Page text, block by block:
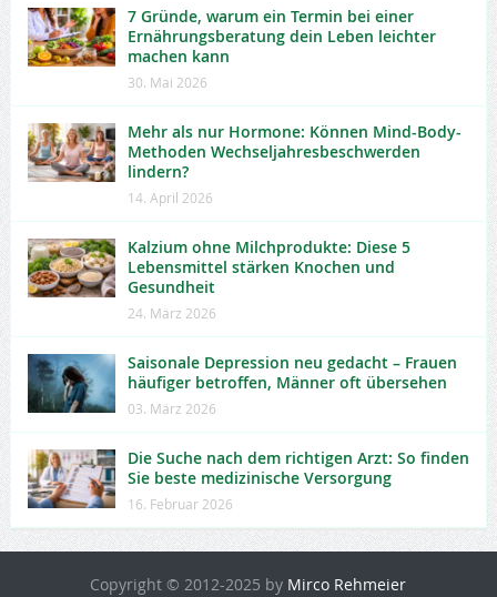
7 Gründe, warum ein Termin bei einer
Ernährungsberatung dein Leben leichter
machen kann
30. Mai 2026
Mehr als nur Hormone: Können Mind-Body-
Methoden Wechseljahresbeschwerden
lindern?
14. April 2026
Kalzium ohne Milchprodukte: Diese 5
Lebensmittel stärken Knochen und
Gesundheit
24. März 2026
Saisonale Depression neu gedacht – Frauen
häufiger betroffen, Männer oft übersehen
03. März 2026
Die Suche nach dem richtigen Arzt: So finden
Sie beste medizinische Versorgung
16. Februar 2026
Copyright © 2012-2025 by Mirco Rehmeier